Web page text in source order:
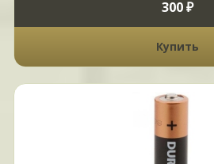
300 ₽
Купить